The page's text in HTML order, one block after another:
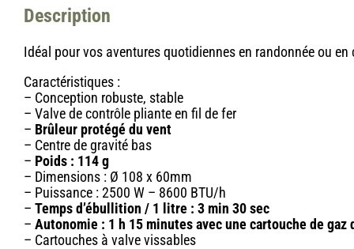
Description
Idéal pour vos aventures quotidiennes en randonnée ou en
Caractéristiques :
– Conception robuste, stable
– Valve de contrôle pliante en fil de fer
– Brûleur protégé du vent
– Centre de gravité bas
– Poids : 114 g
– Dimensions : Ø 108 x 60mm
– Puissance : 2500 W – 8600 BTU/h
– Temps d’ébullition / 1 litre : 3 min 30 sec
– Autonomie : 1 h 15 minutes avec une cartouche de gaz
– Cartouches à valve vissables